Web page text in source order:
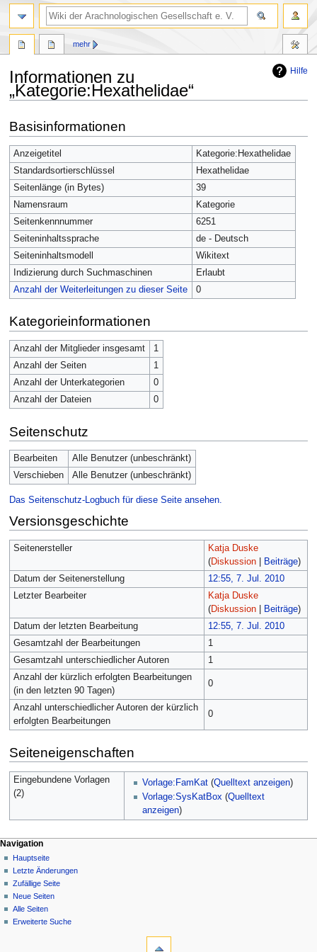
Hilfe
Informationen zu
„Kategorie:Hexathelidae“
Navigation
springen
Suche
springen
Basisinformationen
Anzeigetitel
Kategorie:Hexathelidae
Standardsortierschlüssel
Hexathelidae
Seitenlänge (in Bytes)
39
Namensraum
Kategorie
Seitenkennnummer
6251
Seiteninhaltssprache
de - Deutsch
Seiteninhaltsmodell
Wikitext
Indizierung durch Suchmaschinen
Erlaubt
Anzahl der Weiterleitungen zu dieser Seite
0
Kategorieinformationen
Anzahl der Mitglieder insgesamt
1
Anzahl der Seiten
1
Anzahl der Unterkategorien
0
Anzahl der Dateien
0
Seitenschutz
Bearbeiten
Alle Benutzer (unbeschränkt)
Verschieben
Alle Benutzer (unbeschränkt)
Das Seitenschutz-Logbuch für diese Seite ansehen.
Versionsgeschichte
Seitenersteller
Katja Duske
(Diskussion| Beiträge)
Datum der Seitenerstellung
12:55, 7. Jul. 2010
Letzter Bearbeiter
Katja Duske
(Diskussion| Beiträge)
Datum der letzten Bearbeitung
12:55, 7. Jul. 2010
Gesamtzahl der Bearbeitungen
1
Gesamtzahl unterschiedlicher Autoren
1
Anzahl der kürzlich erfolgten Bearbeitungen
(in den letzten 90 Tagen)
0
Anzahl unterschiedlicher Autoren der kürzlich
erfolgten Bearbeitungen
0
Seiteneigenschaften
Eingebundene Vorlagen
(2)
Vorlage:FamKat (Quelltext anzeigen)
Vorlage:SysKatBox (Quelltext
anzeigen)
mehr
Navigation
Hauptseite
Letzte Änderungen
Zufällige Seite
Neue Seiten
Alle Seiten
Erweiterte Suche